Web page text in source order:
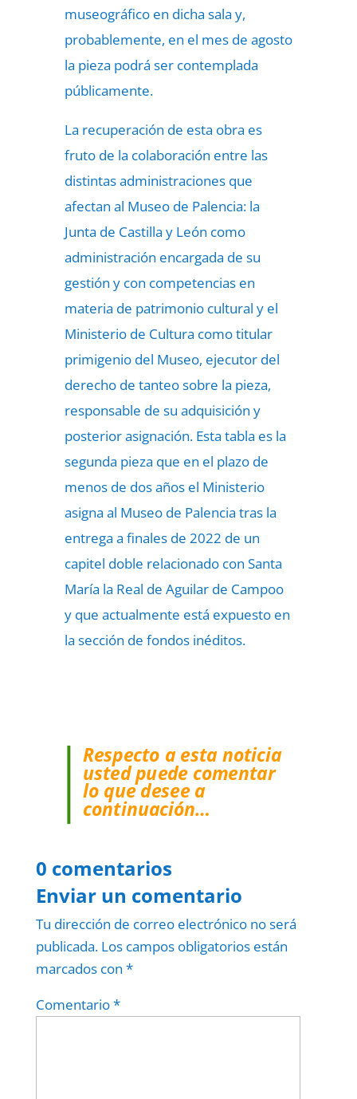
museográfico en dicha sala y,
probablemente, en el mes de agosto
la pieza podrá ser contemplada
públicamente.
La recuperación de esta obra es
fruto de la colaboración entre las
distintas administraciones que
afectan al Museo de Palencia: la
Junta de Castilla y León como
administración encargada de su
gestión y con competencias en
materia de patrimonio cultural y el
Ministerio de Cultura como titular
primigenio del Museo, ejecutor del
derecho de tanteo sobre la pieza,
responsable de su adquisición y
posterior asignación. Esta tabla es la
segunda pieza que en el plazo de
menos de dos años el Ministerio
asigna al Museo de Palencia tras la
entrega a finales de 2022 de un
capitel doble relacionado con Santa
María la Real de Aguilar de Campoo
y que actualmente está expuesto en
la sección de fondos inéditos.
Respecto a esta noticia
usted puede comentar
lo que desee a
continuación…
0 comentarios
Enviar un comentario
Tu dirección de correo electrónico no será
publicada. Los campos obligatorios están
marcados con *
Comentario*